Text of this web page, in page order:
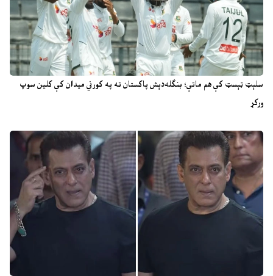
سلېټ ټېسټ کې هم ماتې؛ بنګله‌دېش پاکستان ته په کورني میدان کې کلین سوپ
ورکړ